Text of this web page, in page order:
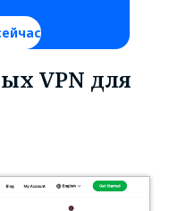
VPN для